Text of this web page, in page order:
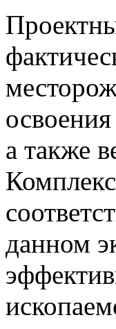
а также
данном